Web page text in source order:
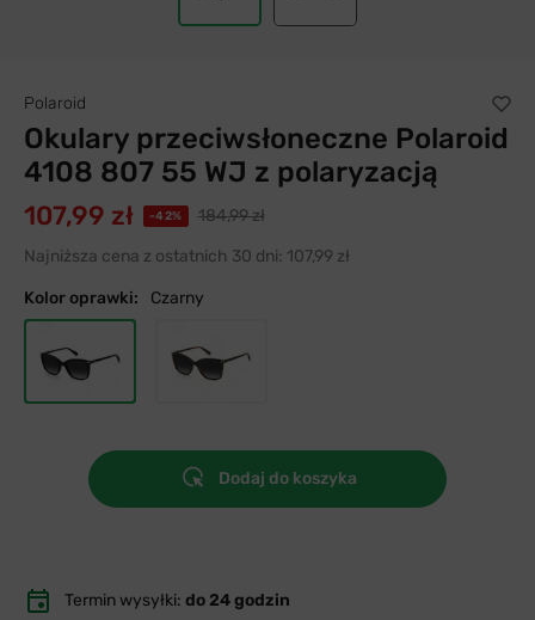
Polaroid
Okulary przeciwsłoneczne Polaroid
4108 807 55 WJ z polaryzacją
107,99 zł -42%
184,99 zł
Najniższa cena z ostatnich 30 dni: 107,99 zł
Kolor oprawki: Czarny
Dodaj do koszyka
Termin wysyłki: do 24 godzin